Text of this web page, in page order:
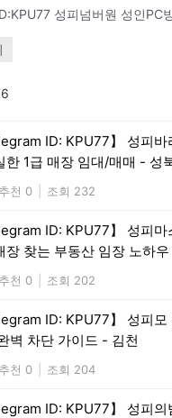
ID: KPU77】 성피바
한 1급 매장 임대/매매 - 성
추천 0 조회 232
ID: KPU77】 성피마
장 찾는 부동산 임장 노하
추천 0 조회 202
ID: KPU77】 성피모
벽 차단 가이드 - 김천
추천 0 조회 204
ID: KPU77】 성피의